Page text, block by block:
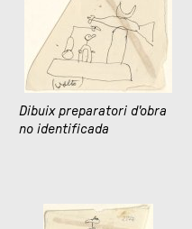
Dibuix preparatori d'obra
no identificada